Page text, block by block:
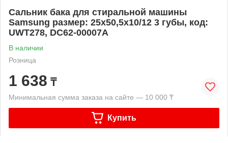
Сальник бака для стиральной машины
Samsung размер: 25x50,5x10/12 3 губы, код:
UWT278, DC62-00007A
В наличии
Розница
1 638 ₸
Минимальная сумма заказа на сайте — 10 000 ₸
Купить